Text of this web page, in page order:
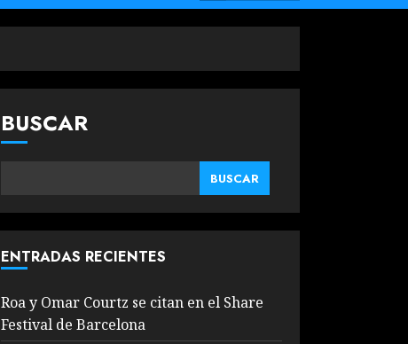
BUSCAR
BUSCAR
ENTRADAS RECIENTES
Roa y Omar Courtz se citan en el Share
Festival de Barcelona